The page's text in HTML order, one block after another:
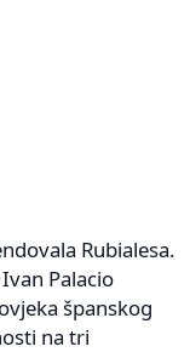
Rubialesa.
Palacio
španskog
na tri